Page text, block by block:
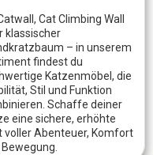
Cat Climbing Wall
klassischer
– in unserem
findest du
Katzenmöbel, die
Stil und Funktion
Schaffe deiner
eine sichere, erhöhte
voller Abenteuer, Komfort